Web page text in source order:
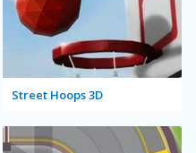
Street Hoops 3D